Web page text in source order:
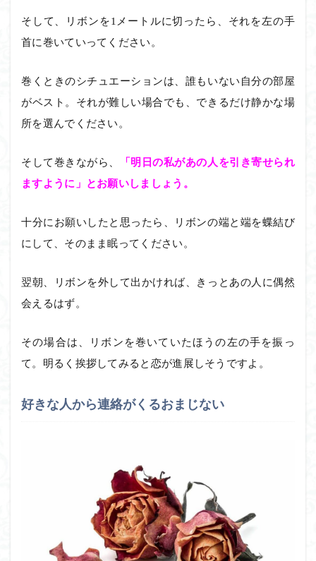
そして、リボンを1メートルに切ったら、それを左の手
首に巻いていってください。
巻くときのシチュエーションは、誰もいない自分の部屋
がベスト。それが難しい場合でも、できるだけ静かな場
所を選んでください。
そして巻きながら、
「明日の私があの人を引き寄せられ
ますように」とお願いしましょう。
十分にお願いしたと思ったら、リボンの端と端を蝶結び
にして、そのまま眠ってください。
翌朝、リボンを外して出かければ、きっとあの人に偶然
会えるはず。
その場合は、リボンを巻いていたほうの左の手を振っ
て。明るく挨拶してみると恋が進展しそうですよ。
好きな人から連絡がくるおまじない